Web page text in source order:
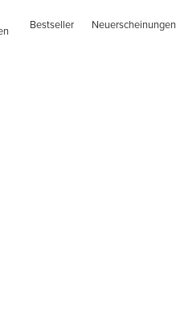
Bestseller Neuerscheinungen